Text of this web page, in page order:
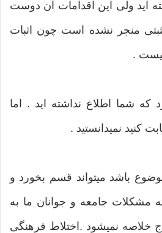
اید ولی این اقدامات آن دوست
منجر نشده است چون اثبات
.
كه شما اطلاع نداشته اید . اما
كنید نمیدانستید .
باشد میتواند قسم بخورد و
مشكلات جامعه و جوانان ما به
خلاصه نمیشود .اختلاط فرهنگی